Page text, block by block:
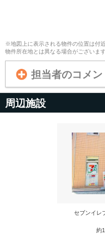
※地図上に表示される物件の位置は付
物件所在地とは異なる場合がございます
担当者のコメン
周辺施設
セブンイレ
約